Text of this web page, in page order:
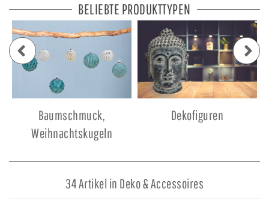
BELIEBTE PRODUKTTYPEN
Baumschmuck,
Weihnachtskugeln
Dekofiguren
34 Artikel in Deko & Accessoires